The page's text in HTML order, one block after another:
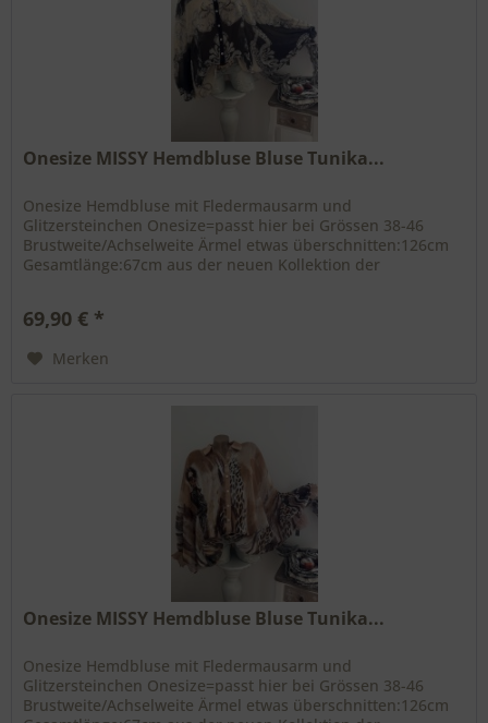
Onesize MISSY Hemdbluse Bluse Tunika...
Onesize Hemdbluse mit Fledermausarm und
Glitzersteinchen Onesize=passt hier bei Grössen 38-46
Brustweite/Achselweite Ärmel etwas überschnitten:126cm
Gesamtlänge:67cm aus der neuen Kollektion der
69,90 € *
Merken
Onesize MISSY Hemdbluse Bluse Tunika...
Onesize Hemdbluse mit Fledermausarm und
Glitzersteinchen Onesize=passt hier bei Grössen 38-46
Brustweite/Achselweite Ärmel etwas überschnitten:126cm